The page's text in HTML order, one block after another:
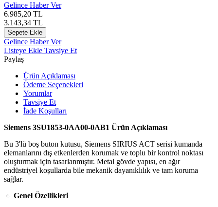
Gelince Haber Ver
6.985,20 TL
3.143,34 TL
Sepete Ekle
Gelince Haber Ver
Listeye Ekle Tavsiye Et
Paylaş
Ürün Açıklaması
Ödeme Seçenekleri
Yorumlar
Tavsiye Et
İade Koşulları
Siemens 3SU1853-0AA00-0AB1 Ürün Açıklaması
Bu 3'lü boş buton kutusu, Siemens SIRIUS ACT serisi kumanda
elemanlarını dış etkenlerden korumak ve toplu bir kontrol noktası
oluşturmak için tasarlanmıştır. Metal gövde yapısı, en ağır
endüstriyel koşullarda bile mekanik dayanıklılık ve tam koruma
sağlar.
🔹 Genel Özellikleri